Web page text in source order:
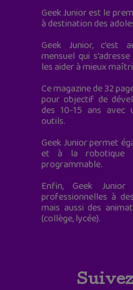
Geek Junior est le
à destination des
Geek Junior, c’est
mensuel qui
les aider à mieux
Ce magazine de 32
pour objectif de
des 10-15 ans avec
outils.
Geek Junior permet
et à la robotique
programmable.
Enfin, Geek
professionnelles à
mais aussi des
(collège, lycée).